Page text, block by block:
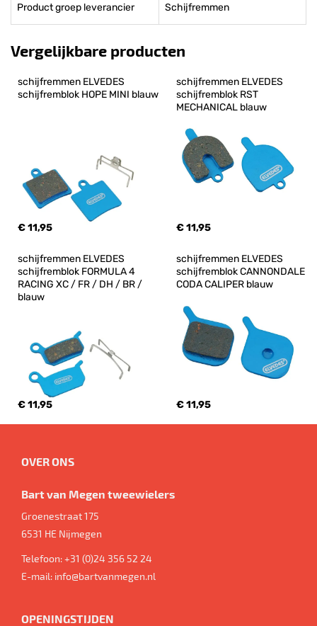
Product groep leverancier Schijfremmen
Vergelijkbare producten
schijfremmen ELVEDES
schijfremblok HOPE MINI blauw
€ 11,95
schijfremmen ELVEDES
schijfremblok RST
MECHANICAL blauw
€ 11,95
schijfremmen ELVEDES
schijfremblok FORMULA 4
RACING XC / FR / DH / BR /
blauw
€ 11,95
schijfremmen ELVEDES
schijfremblok CANNONDALE
CODA CALIPER blauw
€ 11,95
OVER ONS
Bart van Megen tweewielers
Groenestraat 175
6531 HE Nijmegen
Telefoon:+31 (0)24 356 52 24
E-mail: info@bartvanmegen.nl
OPENINGSTIJDEN